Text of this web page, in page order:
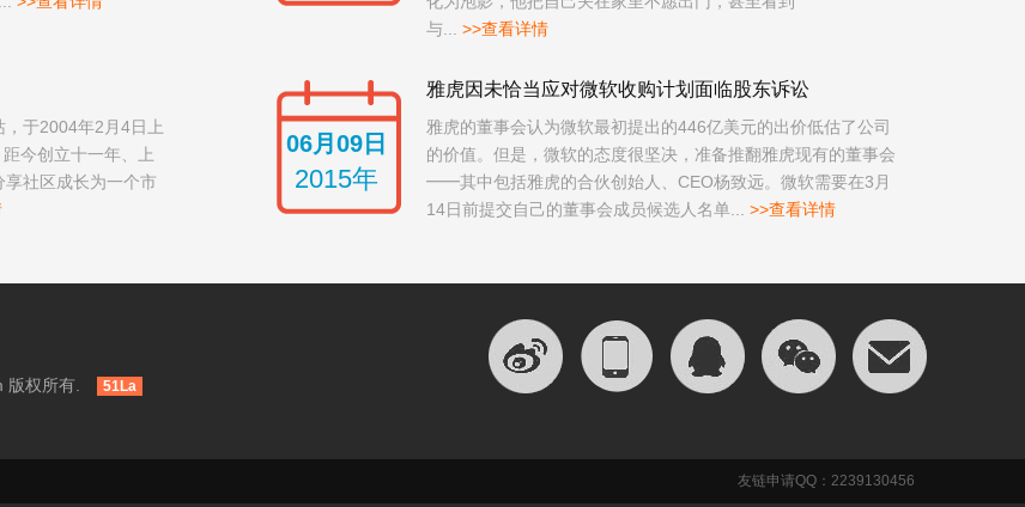
与... >>查看详情
于2004年2月4日上
今创立十一年、上
社区成长为一个市
06月09日
2015年
雅虎因未恰当应对微软收购计划面临股东诉讼
雅虎的董事会认为微软最初提出的446亿美元的出价低估了公司
的价值。但是，微软的态度很坚决，准备推翻雅虎现有的董事会
━━其中包括雅虎的合伙创始人、CEO杨致远。微软需要在3月
14日前提交自己的董事会成员候选人名单... >>查看详情
权所有. 51La
友链申请QQ：2239130456